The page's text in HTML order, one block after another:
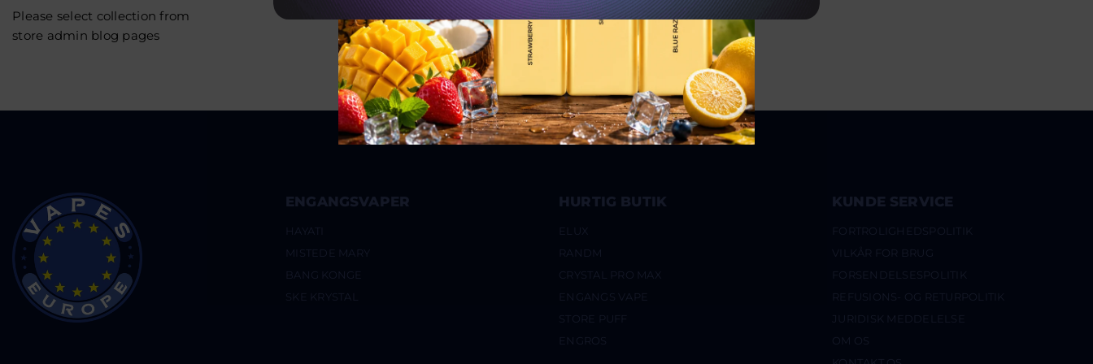
Please select collection from
store admin blog pages
ENGANGSVAPER
HAYATI
MISTEDE MARY
BANG KONGE
SKE KRYSTAL
HURTIG BUTIK
ELUX
RANDM
CRYSTAL PRO MAX
ENGANGS VAPE
STORE PUFF
ENGROS
KUNDE SERVICE
FORTROLIGHEDSPOLITIK
VILKÅR FOR BRUG
FORSENDELSESPOLITIK
REFUSIONS- OG RETURPOLITIK
JURIDISK MEDDELELSE
OM OS